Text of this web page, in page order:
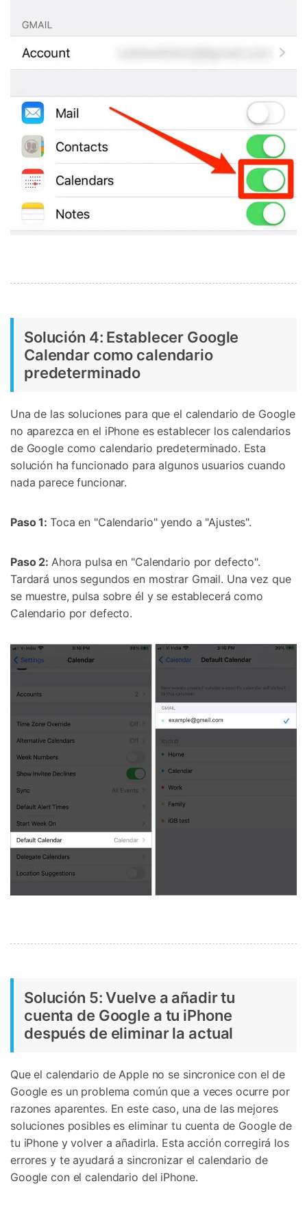
Solución 4: Establecer Google
Calendar como calendario
predeterminado
Una de las soluciones para que el calendario de Google
no aparezca en el iPhone es establecer los calendarios
de Google como calendario predeterminado. Esta
solución ha funcionado para algunos usuarios cuando
nada parece funcionar.
Paso 1: Toca en "Calendario" yendo a "Ajustes".
Paso 2: Ahora pulsa en "Calendario por defecto".
Tardará unos segundos en mostrar Gmail. Una vez que
se muestre, pulsa sobre él y se establecerá como
Calendario por defecto.
Solución 5: Vuelve a añadir tu
cuenta de Google a tu iPhone
después de eliminar la actual
Que el calendario de Apple no se sincronice con el de
Google es un problema común que a veces ocurre por
razones aparentes. En este caso, una de las mejores
soluciones posibles es eliminar tu cuenta de Google de
tu iPhone y volver a añadirla. Esta acción corregirá los
errores y te ayudará a sincronizar el calendario de
Google con el calendario del iPhone.